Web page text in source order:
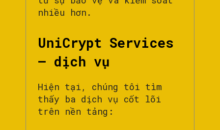
nhiều hơn.
UniCrypt Services
– dịch vụ
Hiện tại, chúng tôi tìm
thấy ba dịch vụ cốt lõi
trên nền tảng: